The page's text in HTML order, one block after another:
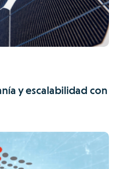
y escalabilidad con